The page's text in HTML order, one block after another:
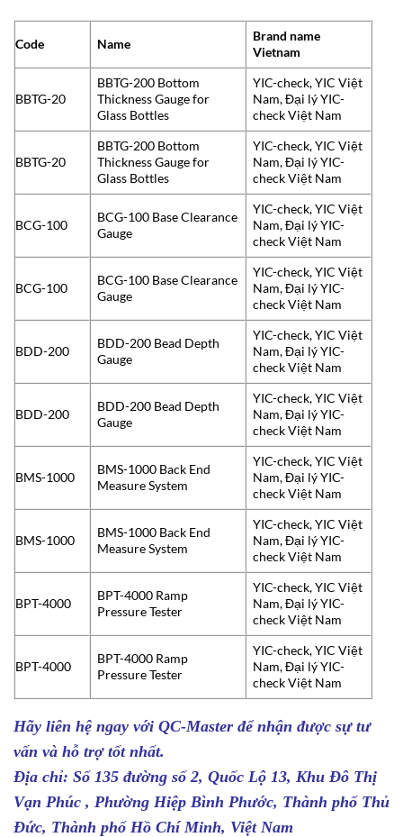
Code Name
Brand name
Vietnam
BBTG-20
BBTG-200 Bottom
Thickness Gauge for
Glass Bottles
YIC-check, YIC Việt
Nam, Đại lý YIC-
check Việt Nam
BBTG-20
BBTG-200 Bottom
Thickness Gauge for
Glass Bottles
YIC-check, YIC Việt
Nam, Đại lý YIC-
check Việt Nam
BCG-100
BCG-100 Base Clearance
Gauge
YIC-check, YIC Việt
Nam, Đại lý YIC-
check Việt Nam
BCG-100
BCG-100 Base Clearance
Gauge
YIC-check, YIC Việt
Nam, Đại lý YIC-
check Việt Nam
BDD-200
BDD-200 Bead Depth
Gauge
YIC-check, YIC Việt
Nam, Đại lý YIC-
check Việt Nam
BDD-200
BDD-200 Bead Depth
Gauge
YIC-check, YIC Việt
Nam, Đại lý YIC-
check Việt Nam
BMS-1000
BMS-1000 Back End
Measure System
YIC-check, YIC Việt
Nam, Đại lý YIC-
check Việt Nam
BMS-1000
BMS-1000 Back End
Measure System
YIC-check, YIC Việt
Nam, Đại lý YIC-
check Việt Nam
BPT-4000
BPT-4000 Ramp
Pressure Tester
YIC-check, YIC Việt
Nam, Đại lý YIC-
check Việt Nam
BPT-4000
BPT-4000 Ramp
Pressure Tester
YIC-check, YIC Việt
Nam, Đại lý YIC-
check Việt Nam
Hãy liên hệ ngay với QC-Master để nhận được sự tư
vấn và hỗ trợ tốt nhất.
Địa chỉ: Số 135 đường số 2, Quốc Lộ 13, Khu Đô Thị
Vạn Phúc , Phường Hiệp Bình Phước, Thành phố Thủ
Đức, Thành phố Hồ Chí Minh, Việt Nam